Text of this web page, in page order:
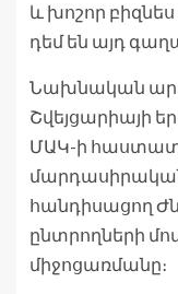
և խոշոր բիզնես
դեմ են այդ
Նախնական
Շվեյցարիայի
ՄԱԿ-ի
հանդիսացող
ընտրողների
միջոցառմանը։